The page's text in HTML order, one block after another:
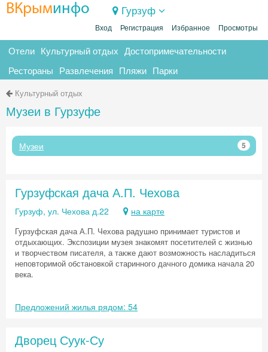
ВКрыминфо Гурзуф
Вход Регистрация Избранное Просмотры
Отели Культурный отдых Достопримечательности
Рестораны Развлечения Пляжи Парки
Культурный отдых
Музеи в Гурзуфе
Музеи 5
Гурзуфская дача А.П. Чехова
Гурзуф, ул. Чехова д.22 на карте
Гурзуфская дача А.П. Чехова радушно принимает туристов и
отдыхающих. Экспозиции музея знакомят посетителей с жизнью
и творчеством писателя, а также дают возможность насладиться
неповторимой обстановкой старинного дачного домика начала 20
века.
Предложений жилья рядом: 54
Дворец Суук-Су